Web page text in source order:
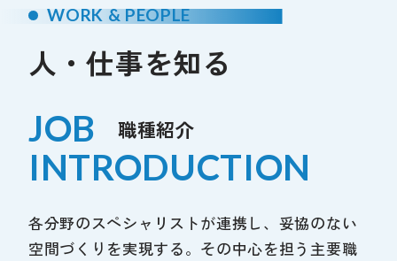
WORK & PEOPLE
人・仕事を知る
JOB
INTRODUCTION
職種紹介
各分野のスペシャリストが連携し、妥協のない
空間づくりを実現する。その中心を担う主要職